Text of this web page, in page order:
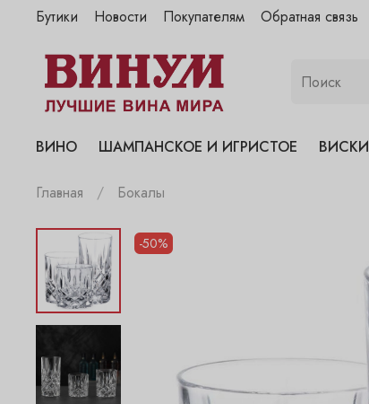
Бутики
"Винум" на Полянке
"Винум" на Гранатном
"Винум" на Сухаревском
"Винум" на Садовнической
Новости Покупателям Обратная связь
ВИНО ШАМПАНСКОЕ И ИГРИСТОЕ ВИСКИ
Главная Бокалы
-50%